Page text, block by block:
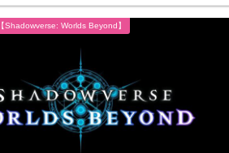
Shadowverse: Worlds Beyond】